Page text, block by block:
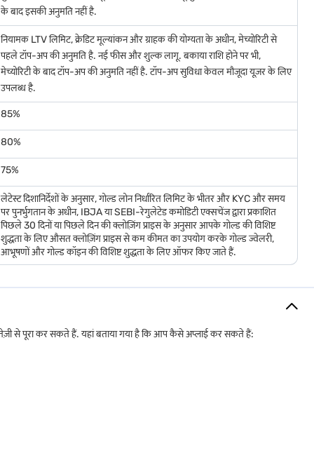
आपके गोल्ड लोन को आसानी और मन की शांति से मैनेज करने में आपकी मदद करने के
अपनी गोल्ड ज्वेलरी के लिए सही वैल्यू मिले.
पूरी सुरक्षा पर भरोसा कर सकते हैं.
पुनर्भुगतान करने तक सुरक्षित रहती है. इसलिए, अगली बार जब आपको कोई तत्काल
के बाद इसकी अनुमति नहीं है.
नियामक LTV लिमिट, क्रेडिट मूल्यांकन और ग्राहक की योग्यता के अधीन, मेच्योरिटी से
पहले टॉप-अप की अनुमति है. नई फीस और शुल्क लागू. बकाया राशि होने पर भी,
मेच्योरिटी के बाद टॉप-अप की अनुमति नहीं है. टॉप-अप सुविधा केवल मौजूदा यूज़र के लिए
उपलब्ध है.
85%
80%
75%
लेटेस्ट दिशानिर्देशों के अनुसार, गोल्ड लोन निर्धारित लिमिट के भीतर और KYC और समय
पर पुनर्भुगतान के अधीन, IBJA या SEBI-रेगुलेटेड कमोडिटी एक्सचेंज द्वारा प्रकाशित
पिछले 30 दिनों या पिछले दिन की क्लोज़िंग प्राइस के अनुसार आपके गोल्ड की विशिष्ट
शुद्धता के लिए औसत क्लोज़िंग प्राइस से कम कीमत का उपयोग करके गोल्ड ज्वेलरी,
आभूषणों और गोल्ड कॉइन की विशिष्ट शुद्धता के लिए ऑफर किए जाते हैं.
से पूरा कर सकते हैं. यहां बताया गया है कि आप कैसे अप्लाई कर सकते हैं: